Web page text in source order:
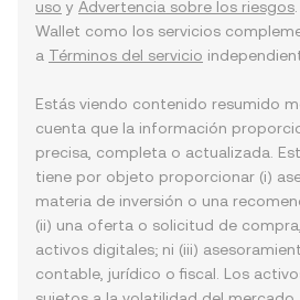
uso y Advertencia sobre los riesgos
Wallet como los servicios
a Términos del servicio
Estás viendo contenido resumido
cuenta que la información
precisa, completa o actualizada.
tiene por objeto proporcionar (i)
materia de inversión o una
(ii) una oferta o solicitud de
activos digitales; ni (iii)
contable, jurídico o fiscal. Los